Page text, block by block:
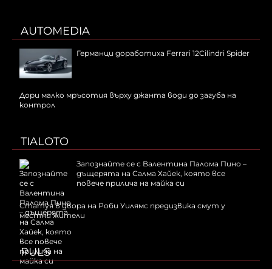
AUTOMEDIA
Германци доработиха Ferrari 12Cilindri Spider
Дори малко мръсотия върху джанта води до загуба на
контрол
TIALOTO
Запознайте се с Валентина Палома Пино –
дъщерята на Салма Хайек, която все
повече прилича на майка си
Статуя в двора на Роби Уилямс предизвика смут у
местни жители
PULS